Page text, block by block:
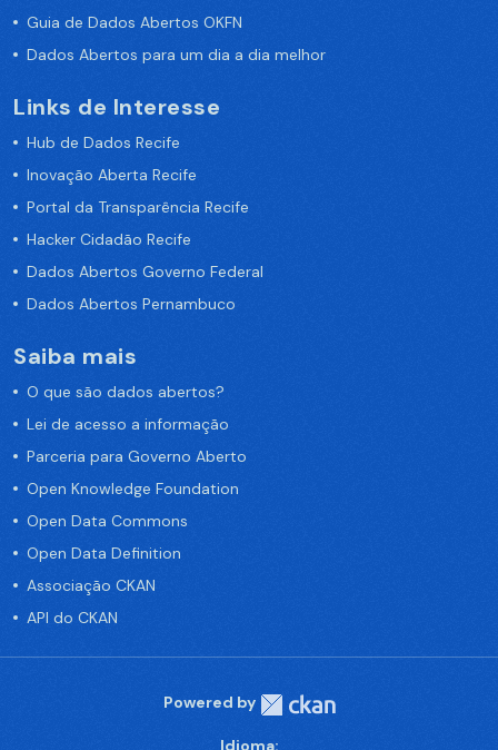
Guia de Dados Abertos OKFN
Dados Abertos para um dia a dia melhor
Links de Interesse
Hub de Dados Recife
Inovação Aberta Recife
Portal da Transparência Recife
Hacker Cidadão Recife
Dados Abertos Governo Federal
Dados Abertos Pernambuco
Saiba mais
O que são dados abertos?
Lei de acesso a informação
Parceria para Governo Aberto
Open Knowledge Foundation
Open Data Commons
Open Data Definition
Associação CKAN
API do CKAN
Powered by
Idioma